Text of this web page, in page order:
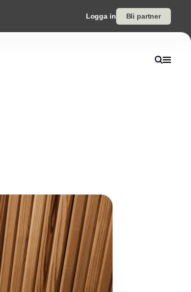
Logga in Bli partner